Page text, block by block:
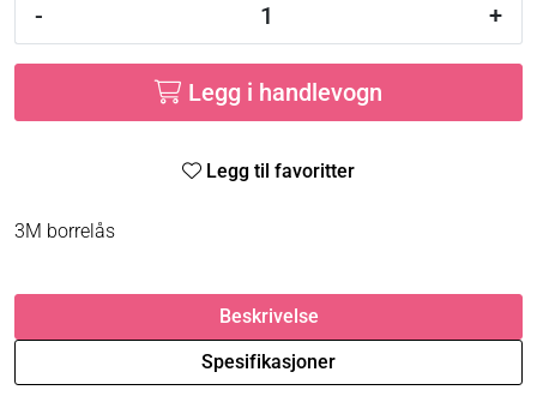
- +
Legg i handlevogn
Legg til favoritter
3M borrelås
Beskrivelse
Spesifikasjoner